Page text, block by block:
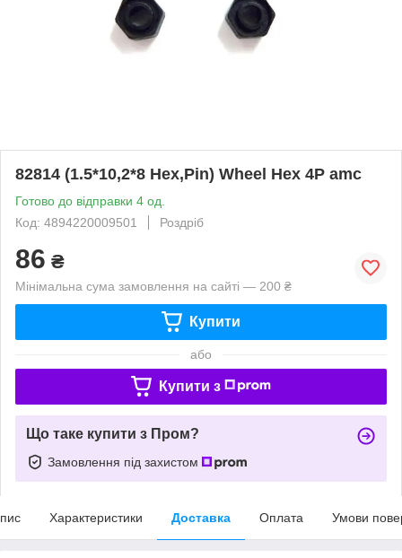
82814 (1.5*10,2*8 Hex,Pin) Wheel Hex 4P amc
Готово до відправки 4 од.
Код: 4894220009501
Роздріб
86 ₴
Мінімальна сума замовлення на сайті — 200 ₴
Купити
або
Купити з
Що таке купити з Пром?
Замовлення під захистом
Характеристики Доставка Оплата Умови